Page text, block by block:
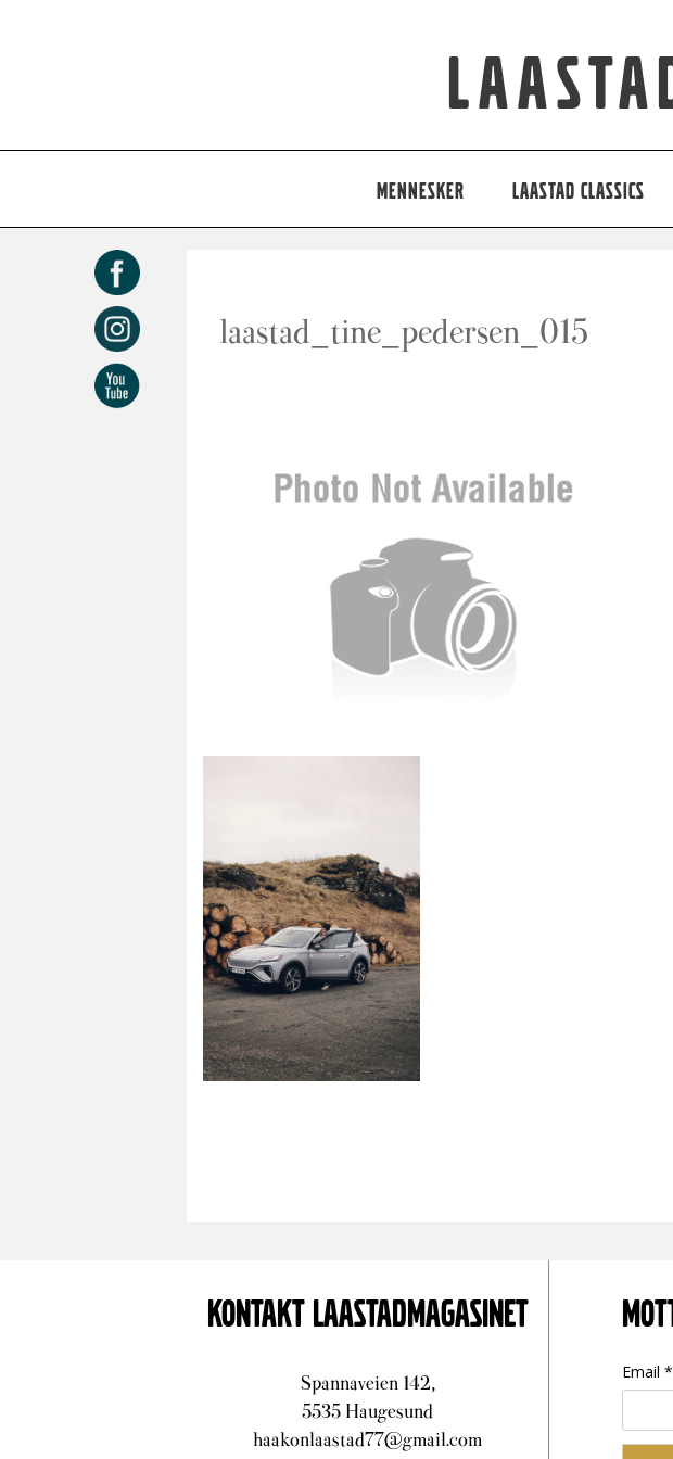
MENNESKER LAASTAD CLASSICS
laastad_tine_pedersen_015
KONTAKT LAASTADMAGASINET
Spannaveien 142,
5535 Haugesund
haakonlaastad77@gmail.com
Email *